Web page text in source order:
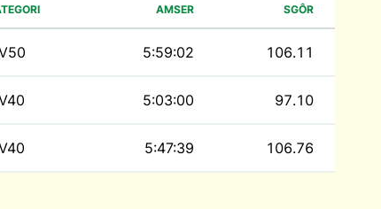
AMSER SGÔR
5:59:02 106.11
5:03:00 97.10
5:47:39 106.76